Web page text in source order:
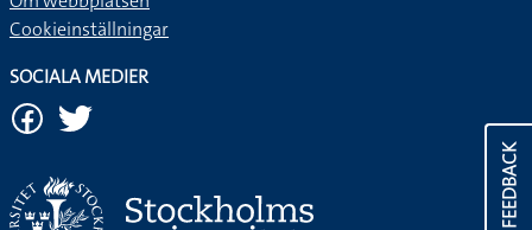
FEEDBACK
Cookieinställningar
SOCIALA MEDIER